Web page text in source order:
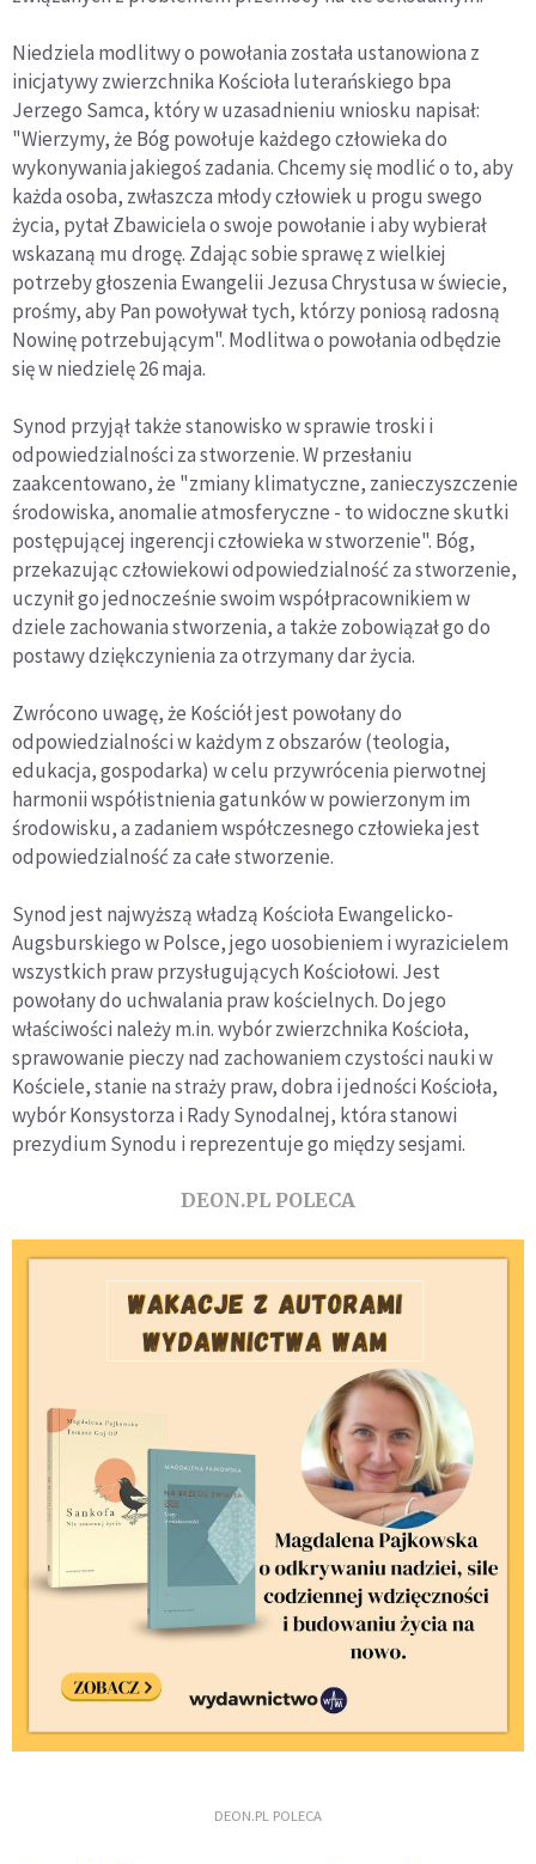
Niedziela modlitwy o powołania została ustanowiona z
inicjatywy zwierzchnika Kościoła luterańskiego bpa
Jerzego Samca, który w uzasadnieniu wniosku napisał:
"Wierzymy, że Bóg powołuje każdego człowieka do
wykonywania jakiegoś zadania. Chcemy się modlić o to, aby
każda osoba, zwłaszcza młody człowiek u progu swego
życia, pytał Zbawiciela o swoje powołanie i aby wybierał
wskazaną mu drogę. Zdając sobie sprawę z wielkiej
potrzeby głoszenia Ewangelii Jezusa Chrystusa w świecie,
prośmy, aby Pan powoływał tych, którzy poniosą radosną
Nowinę potrzebującym". Modlitwa o powołania odbędzie
się w niedzielę 26 maja.
Synod przyjął także stanowisko w sprawie troski i
odpowiedzialności za stworzenie. W przesłaniu
zaakcentowano, że "zmiany klimatyczne, zanieczyszczenie
środowiska, anomalie atmosferyczne - to widoczne skutki
postępującej ingerencji człowieka w stworzenie". Bóg,
przekazując człowiekowi odpowiedzialność za stworzenie,
uczynił go jednocześnie swoim współpracownikiem w
dziele zachowania stworzenia, a także zobowiązał go do
postawy dziękczynienia za otrzymany dar życia.
Zwrócono uwagę, że Kościół jest powołany do
odpowiedzialności w każdym z obszarów (teologia,
edukacja, gospodarka) w celu przywrócenia pierwotnej
harmonii współistnienia gatunków w powierzonym im
środowisku, a zadaniem współczesnego człowieka jest
odpowiedzialność za całe stworzenie.
Synod jest najwyższą władzą Kościoła Ewangelicko-
Augsburskiego w Polsce, jego uosobieniem i wyrazicielem
wszystkich praw przysługujących Kościołowi. Jest
powołany do uchwalania praw kościelnych. Do jego
właściwości należy m.in. wybór zwierzchnika Kościoła,
sprawowanie pieczy nad zachowaniem czystości nauki w
Kościele, stanie na straży praw, dobra i jedności Kościoła,
wybór Konsystorza i Rady Synodalnej, która stanowi
prezydium Synodu i reprezentuje go między sesjami.
DEON.PL POLECA
DEON.PL POLECA